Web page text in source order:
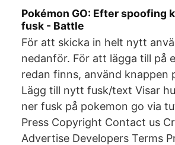
Pokémon GO: Efter spoofing
fusk - Battle
För att skicka in helt nytt
nedanför. För att lägga till på
redan finns, använd knappen
Lägg till nytt fusk/text Visar
ner fusk på pokemon go via
Press Copyright Contact us
Advertise Developers Terms